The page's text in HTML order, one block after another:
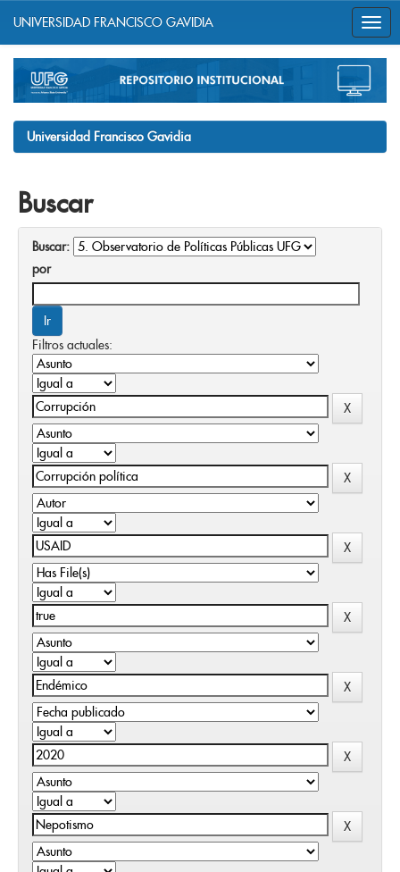
navigation
UNIVERSIDAD FRANCISCO GAVIDIA
Universidad Francisco Gavidia
Buscar
Buscar:
por
Filtros actuales: